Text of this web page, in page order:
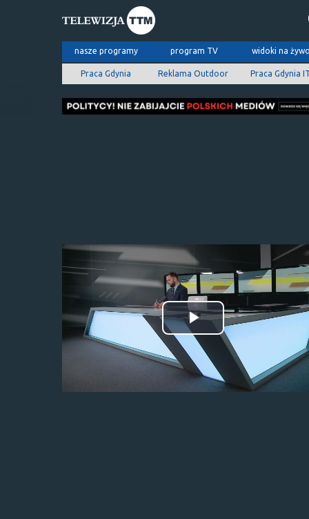
nasze programy program TV widoki na
Praca Gdynia Reklama Outdoor Praca Gdynia
Odtwórz
wideo